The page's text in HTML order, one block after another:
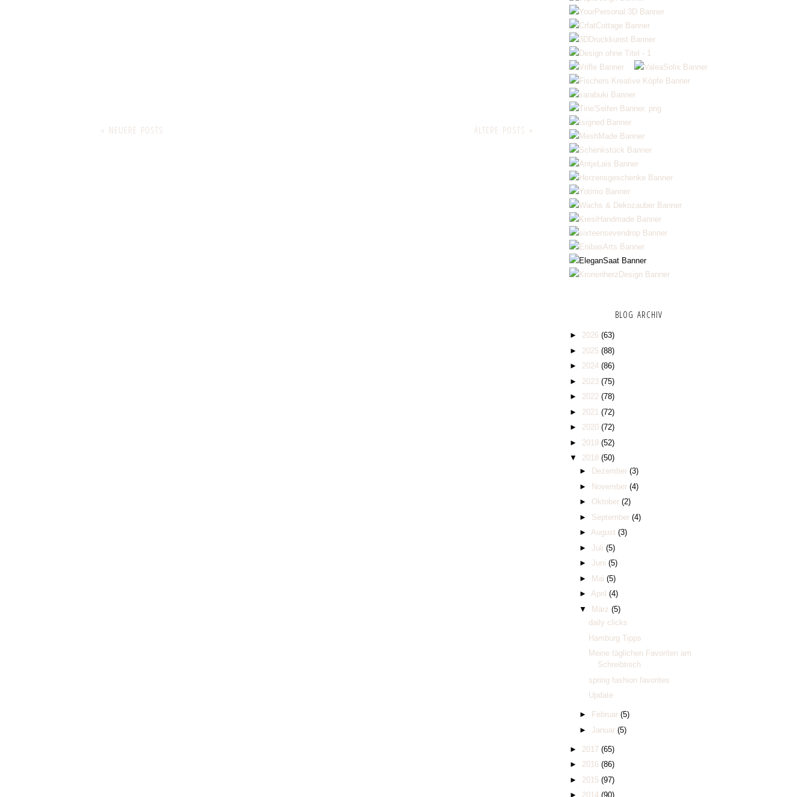
« NEUERE POSTS ÄLTERE POSTS »
BLOG ARCHIV
► 2026 (63)
► 2025 (88)
► 2024 (86)
► 2023 (75)
► 2022 (78)
► 2021 (72)
► 2020 (72)
► 2019 (52)
▼ 2018 (50)
►
Dezember (3)
►
November (4)
► Oktober (2)
► September (4)
► August (3)
► Juli (5)
► Juni (5)
►
Mai (5)
► April (4)
▼
März (5)
daily clicks
Hamburg Tipps
Meine täglichen Favoriten am
Schreibtisch
spring fashion favorites
Update
► Februar (5)
► Januar (5)
► 2017 (65)
► 2016 (86)
► 2015 (97)
► 2014 (90)